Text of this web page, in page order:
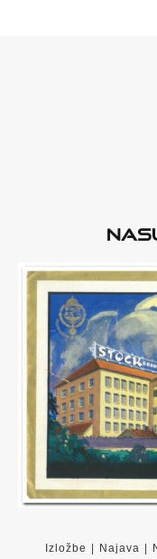
Izložbe Najava